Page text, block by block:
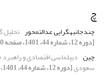
چ
چندجانبه‏گرایی عدالت‏محور
[دوره 12، شماره 44، 1401، صفحه 10-38]
چین دیپلماسی اقتصادی و راهبرد
سعودی[دوره 12، شماره 44، 1401، صفحه 112-126]